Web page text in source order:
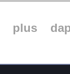
plus